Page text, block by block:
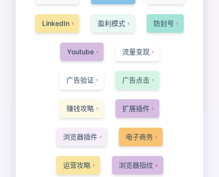
LinkedIn 1 盈利模式 1 防封号 1
Youtube 1 流量变现 1
广告验证 1 广告点击 1
赚钱攻略 1 扩展插件 1
浏览器插件 1 电子商务 1
运营攻略 1 浏览器指纹 5